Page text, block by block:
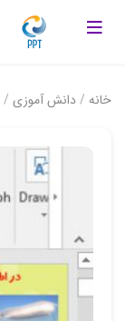
خانه /دانش آموزی /